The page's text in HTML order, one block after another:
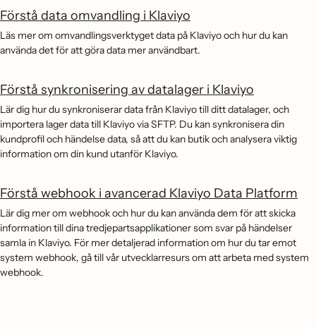
Förstå data omvandling i Klaviyo
Läs mer om omvandlingsverktyget data på Klaviyo och hur du kan
använda det för att göra data mer användbart.
Förstå synkronisering av datalager i Klaviyo
Lär dig hur du synkroniserar data från Klaviyo till ditt datalager, och
importera lager data till Klaviyo via SFTP. Du kan synkronisera din
kundprofil och händelse data, så att du kan butik och analysera viktig
information om din kund utanför Klaviyo.
Förstå webhook i avancerad Klaviyo Data Platform
Lär dig mer om webhook och hur du kan använda dem för att skicka
information till dina tredjepartsapplikationer som svar på händelser
samla in Klaviyo. För mer detaljerad information om hur du tar emot
system webhook, gå till vår utvecklarresurs om att arbeta med system
webhook.